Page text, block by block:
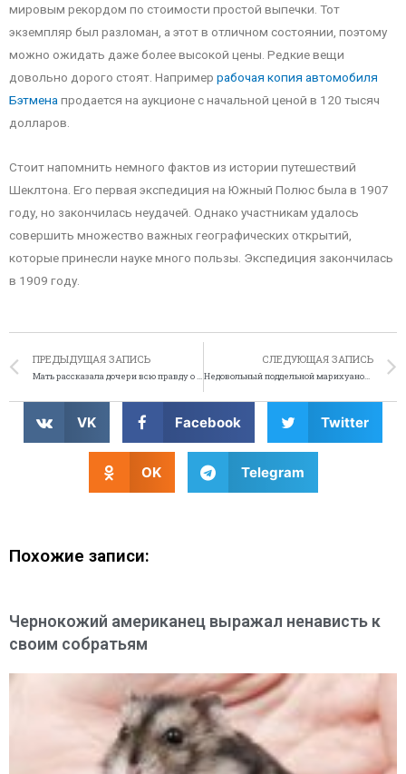
мировым рекордом по стоимости простой выпечки. Тот
экземпляр был разломан, а этот в отличном состоянии, поэтому
можно ожидать даже более высокой цены. Редкие вещи
довольно дорого стоят. Например рабочая копия автомобиля
Бэтмена продается на аукционе с начальной ценой в 120 тысяч
долларов.
Стоит напомнить немного фактов из истории путешествий
Шеклтона. Его первая экспедиция на Южный Полюс была в 1907
году, но закончилась неудачей. Однако участникам удалось
совершить множество важных географических открытий,
которые принесли науке много пользы. Экспедиция закончилась
в 1909 году.
ПРЕДЫДУЩАЯ ЗАПИСЬ
Мать рассказала дочери всю правду о героине
СЛЕДУЮЩАЯ ЗАПИСЬ
Недовольный поддельной марихуаной американец подал жалобу в полицию
VK Facebook Twitter
OK Telegram
Похожие записи:
Чернокожий американец выражал ненависть к
своим собратьям